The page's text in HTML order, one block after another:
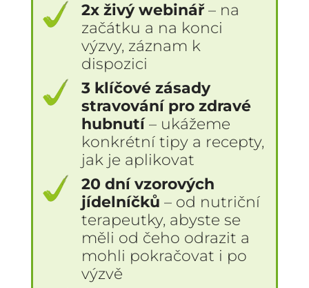
2x živý webinář– na
začátku a na konci
výzvy, záznam k
dispozici
3 klíčové zásady
stravování pro zdravé
hubnutí– ukážeme
konkrétní tipy a recepty,
jak je aplikovat
20 dní vzorových
jídelníčků – od nutriční
terapeutky, abyste se
měli od čeho odrazit a
mohli pokračovat i po
výzvě